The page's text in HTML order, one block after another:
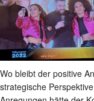
Wo bleibt der positive
strategische